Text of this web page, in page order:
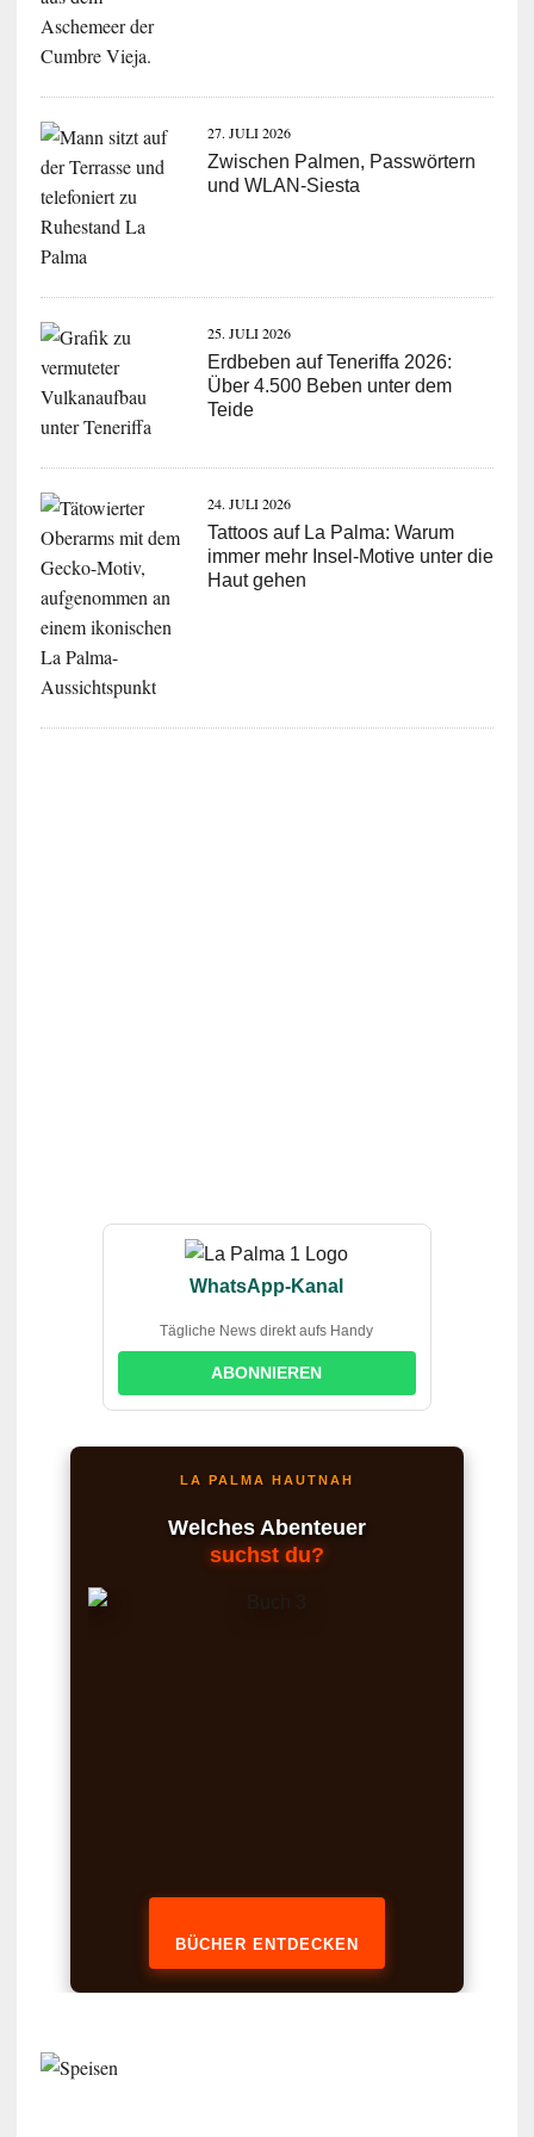
27. JULI 2026
Zwischen Palmen, Passwörtern
und WLAN-Siesta
25. JULI 2026
Erdbeben auf Teneriffa 2026:
Über 4.500 Beben unter dem
Teide
24. JULI 2026
Tattoos auf La Palma: Warum
immer mehr Insel-Motive unter die
Haut gehen
WhatsApp-Kanal
Tägliche News direkt aufs Handy
ABONNIEREN
LA PALMA HAUTNAH
Welches Abenteuer
suchst du?
BÜCHER ENTDECKEN